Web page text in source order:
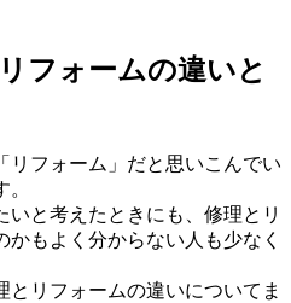
フォームの違いと
リフォーム」だと思いこんでい
と考えたときにも、修理とリ
もよく分からない人も少なく
とリフォームの違いについてま